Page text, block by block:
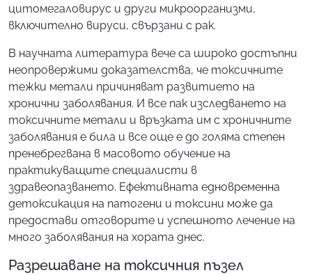
цитомегаловирус и други микроорганизми,
включително вируси, свързани с рак.
В научната литература вече са широко достъпни
неопровержими доказателства, че токсичните
тежки метали причиняват развитието на
хронични заболявания. И все пак изследването на
токсичните метали и връзката им с хроничните
заболявания е била и все още е до голяма степен
пренебрегвана в масовото обучение на
практикуващите специалисти в
здравеопазването. Ефективната едновременна
детоксикация на патогени и токсини може да
предостави отговорите и успешното лечение на
много заболявания на хората днес.
Разрешаване на токсичния пъзел